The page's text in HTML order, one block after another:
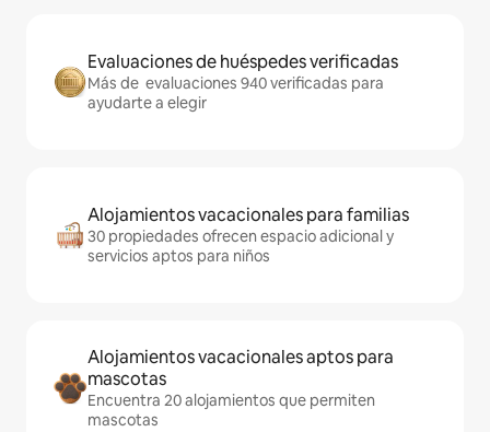
Evaluaciones de huéspedes verificadas
Más de evaluaciones 940 verificadas para
ayudarte a elegir
Alojamientos vacacionales para familias
30 propiedades ofrecen espacio adicional y
servicios aptos para niños
Alojamientos vacacionales aptos para
mascotas
Encuentra 20 alojamientos que permiten
mascotas